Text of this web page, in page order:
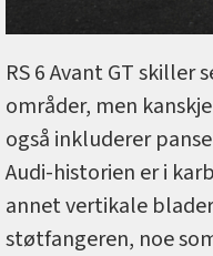
RS 6 Avant GT
områder, men
også inkluderer
Audi-historien er i
annet vertikale
støtfangeren, noe